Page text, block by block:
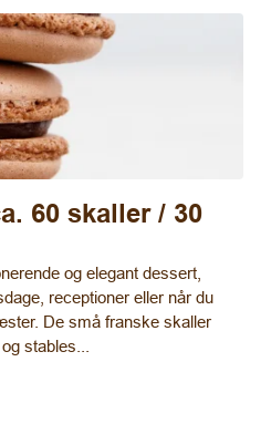
60 skaller / 30
og elegant dessert,
receptioner eller når du
De små franske skaller
stables...